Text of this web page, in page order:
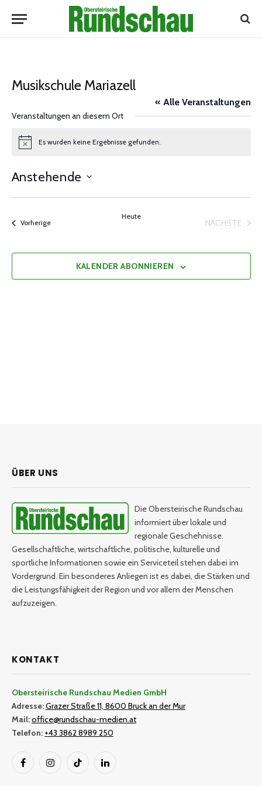
Musikschule Mariazell
« Alle Veranstaltungen
Veranstaltungen an diesem Ort
Notice Es wurden keine Ergebnisse gefunden.
Anstehende
VorherigeVeranstaltungen
Heute
NÄCHSTE
KALENDER ABONNIEREN
ÜBER UNS
Die Obersteirische Rundschau
informiert über lokale und
regionale Geschehnisse.
Gesellschaftliche, wirtschaftliche, politische, kulturelle und
sportliche Informationen sowie ein Serviceteil stehen dabei im
Vordergrund. Ein besonderes Anliegen ist es dabei, die Stärken und
die Leistungsfähigkeit der Region und vor allem der Menschen
aufzuzeigen.
KONTAKT
Obersteirische Rundschau Medien GmbH
Adresse:Grazer Straße 11, 8600 Bruck an der Mur
Mail:office@rundschau-medien.at
Telefon: +43 3862 8989 250
FacebookInstagramTikTok LinkedIn